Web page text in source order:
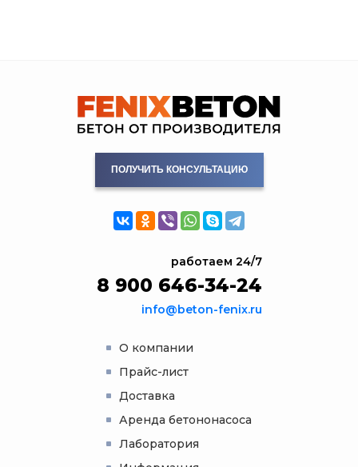
ПОЛУЧИТЬ КОНСУЛЬТАЦИЮ
О компании
Прайс-лист
Доставка
Аренда бетононасоса
Лаборатория
работаем 24/7
8 900 646-34-24
info@beton-fenix.ru